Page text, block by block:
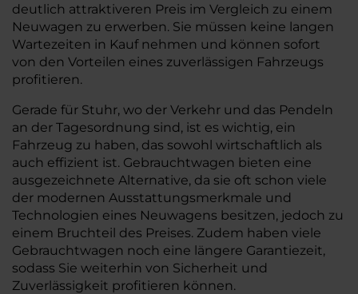
deutlich attraktiveren Preis im Vergleich zu einem
Neuwagen zu erwerben. Sie müssen keine langen
Wartezeiten in Kauf nehmen und können sofort
von den Vorteilen eines zuverlässigen Fahrzeugs
profitieren.
Gerade für Stuhr, wo der Verkehr und das Pendeln
an der Tagesordnung sind, ist es wichtig, ein
Fahrzeug zu haben, das sowohl wirtschaftlich als
auch effizient ist. Gebrauchtwagen bieten eine
ausgezeichnete Alternative, da sie oft schon viele
der modernen Ausstattungsmerkmale und
Technologien eines Neuwagens besitzen, jedoch zu
einem Bruchteil des Preises. Zudem haben viele
Gebrauchtwagen noch eine längere Garantiezeit,
sodass Sie weiterhin von Sicherheit und
Zuverlässigkeit profitieren können.